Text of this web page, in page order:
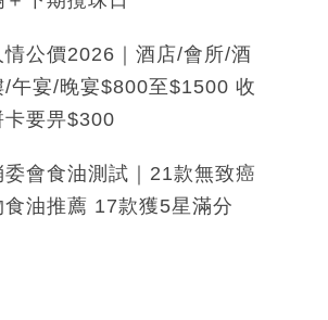
情公價2026｜酒店/會所/酒
/午宴/晚宴$800至$1500 收
卡要畀$300
委會食油測試｜21款無致癌
食油推薦 17款獲5星滿分